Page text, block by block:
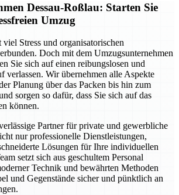
Dessau-Roßlau: Starten Sie
Umzug
Stress und organisatorischen
Doch mit dem Umzugsunternehmen
Sie sich auf einen reibungslosen und
verlassen. Wir übernehmen alle Aspekte
Planung über das Packen bis hin zum
sorgen so dafür, dass Sie sich auf das
können.
Partner für private und gewerbliche
nur professionelle Dienstleistungen,
Lösungen für Ihre individuellen
setzt sich aus geschultem Personal
Technik und bewährten Methoden
und Gegenstände sicher und pünktlich an